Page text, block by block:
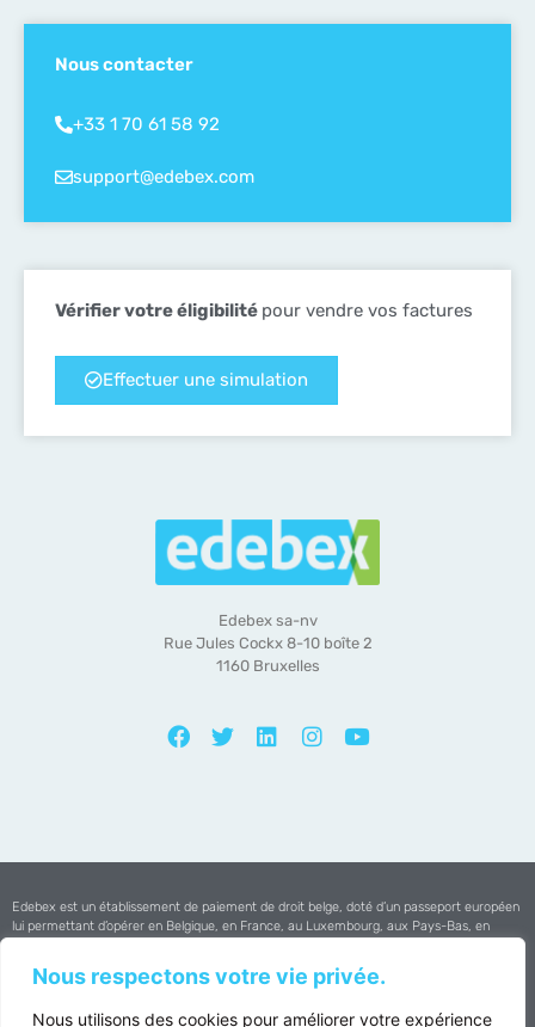
Nous respectons votre vie privée.
Nous utilisons des cookies pour améliorer votre expérience
Nous contacter
+33 1 70 61 58 92
support@edebex.com
Vérifier votre éligibilité pour vendre vos factures
Effectuer une simulation
Edebex sa-nv
Rue Jules Cockx 8-10 boîte 2
1160 Bruxelles
Edebex est un établissement de paiement de droit belge, doté d’un passeport européen
lui permettant d’opérer en Belgique, en France, au Luxembourg, aux Pays-Bas, en
Edebex est agréée par laBanque Nationale de Belgique